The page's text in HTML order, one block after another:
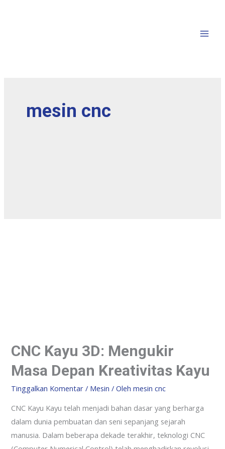
mesin cnc
CNC Kayu 3D: Mengukir
Masa Depan Kreativitas Kayu
Tinggalkan Komentar / Mesin / Olehmesin cnc
CNC Kayu Kayu telah menjadi bahan dasar yang berharga
dalam dunia pembuatan dan seni sepanjang sejarah
manusia. Dalam beberapa dekade terakhir, teknologi CNC